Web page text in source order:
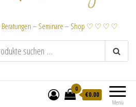
– Seminare – Shop ♡ ♡ ♡ ♡
Menü
0
€0.00